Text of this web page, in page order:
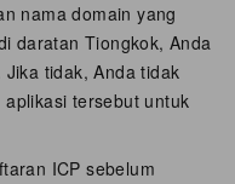
nama domain yang
daratan Tiongkok, Anda
tidak, Anda tidak
tersebut untuk
ICP sebelum